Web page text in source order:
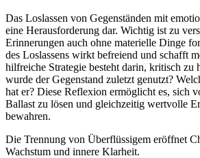
Das Loslassen von Gegenständen mit
eine Herausforderung dar. Wichtig ist zu
Erinnerungen auch ohne materielle Dinge
des Loslassens wirkt befreiend und schafft
hilfreiche Strategie besteht darin, kritisch zu
wurde der Gegenstand zuletzt genutzt?
hat er? Diese Reflexion ermöglicht es, sich
Ballast zu lösen und gleichzeitig wertvolle
bewahren.
Die Trennung von Überflüssigem eröffnet
Wachstum und innere Klarheit.